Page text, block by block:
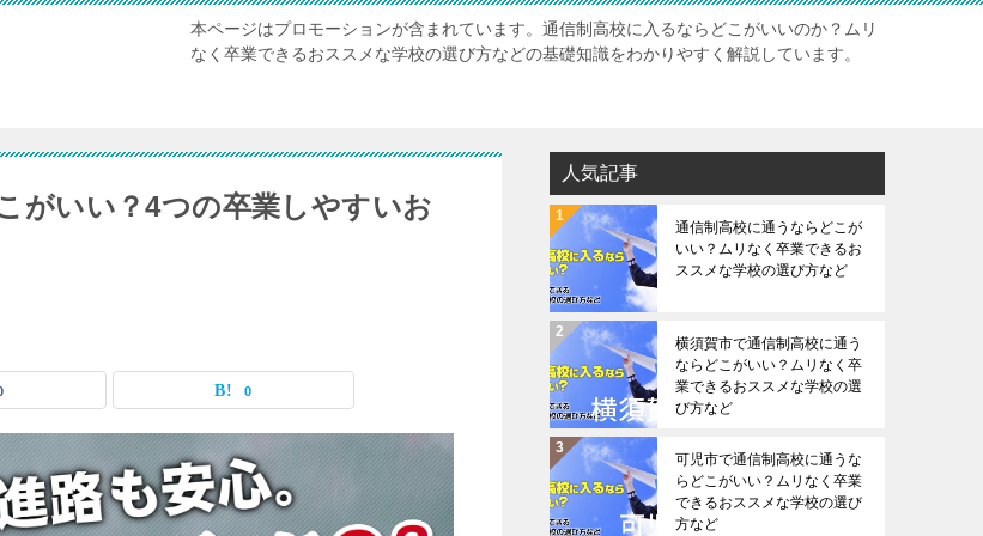
本ページはプロモーションが含まれています。通信制高校に入るならどこがいいのか？ムリ
なく卒業できるおススメな学校の選び方などの基礎知識をわかりやすく解説しています。
がいい？4つの卒業しやすいお
0
人気記事
通信制高校に通うならどこが
いい？ムリなく卒業できるお
ススメな学校の選び方など
横須賀市で通信制高校に通う
ならどこがいい？ムリなく卒
業できるおススメな学校の選
び方など
可児市で通信制高校に通うな
らどこがいい？ムリなく卒業
できるおススメな学校の選び
方など